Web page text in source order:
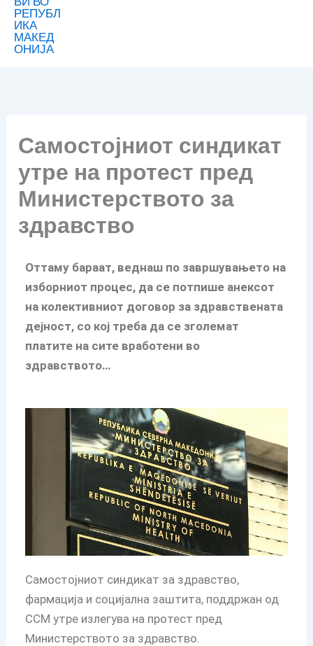
Самостојниот синдикат
утре на протест пред
Министерството за
здравство
Оттаму бараат, веднаш по завршувањето на
изборниот процес, да се потпише анексот
на колективниот договор за здравствената
дејност, со кој треба да се зголемат
платите на сите вработени во
здравството…
Самостојниот синдикат за здравство,
фармација и социјална заштита, поддржан од
ССМ утре излегува на протест пред
Министерството за здравство.